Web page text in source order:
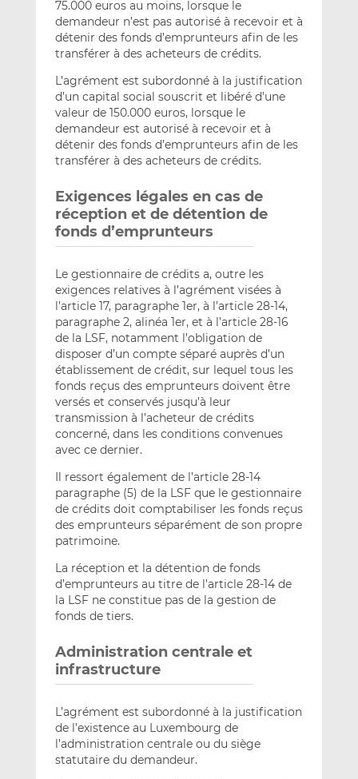
75.000 euros au moins, lorsque le
demandeur n’est pas autorisé à recevoir et à
détenir des fonds d’emprunteurs afin de les
transférer à des acheteurs de crédits.
L’agrément est subordonné à la justification
d’un capital social souscrit et libéré d’une
valeur de 150.000 euros, lorsque le
demandeur est autorisé à recevoir et à
détenir des fonds d’emprunteurs afin de les
transférer à des acheteurs de crédits.
Exigences légales en cas de
réception et de détention de
fonds d’emprunteurs
Le gestionnaire de crédits a, outre les
exigences relatives à l’agrément visées à
l’article 17, paragraphe 1er, à l’article 28-14,
paragraphe 2, alinéa 1er, et à l’article 28-16
de la LSF, notamment l’obligation de
disposer d’un compte séparé auprès d’un
établissement de crédit, sur lequel tous les
fonds reçus des emprunteurs doivent être
versés et conservés jusqu’à leur
transmission à l’acheteur de crédits
concerné, dans les conditions convenues
avec ce dernier.
Il ressort également de l’article 28-14
paragraphe (5) de la LSF que le gestionnaire
de crédits doit comptabiliser les fonds reçus
des emprunteurs séparément de son propre
patrimoine.
La réception et la détention de fonds
d’emprunteurs au titre de l’article 28-14 de
la LSF ne constitue pas de la gestion de
fonds de tiers.
Administration centrale et
infrastructure
L’agrément est subordonné à la justification
de l’existence au Luxembourg de
l’administration centrale ou du siège
statutaire du demandeur.